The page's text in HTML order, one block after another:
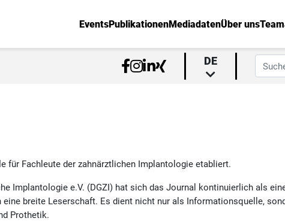
EventsPublikationenMediadatenÜber unsTeam
DE
für Fachleute der zahnärztlichen Implantologie etabliert.
Implantologie e.V. (DGZI) hat sich das Journal kontinuierlich als
breite Leserschaft. Es dient nicht nur als Informationsquelle,
Prothetik.